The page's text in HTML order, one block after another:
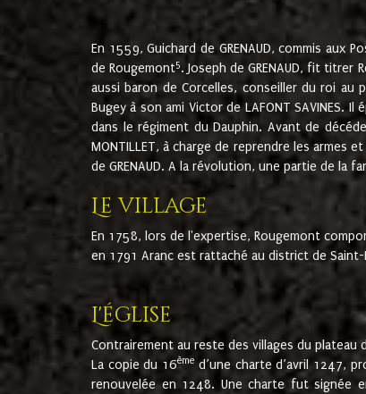
En 1559, Guichard de GRENAUD, commis
de Rougemont5. Joseph de GRENAUD, fit titrer
aussi baron de Corcelles, conseiller du roi au
Bugey à son ami Victor de LAFONT SAVINES.
dans le régiment du Dauphin. Avant de
MONTILLET, à charge de reprendre les armes
de GRENAUD. A la révolution, une partie de la
Le village
En 1758, lors de l'expertise, Rougemont
en 1791 Aranc est rattaché au district de
L'église
Contrairement au reste des villages du
La copie du 16ème d’une charte d’avril 1247,
renouvelée en 1248. Une charte fut signée